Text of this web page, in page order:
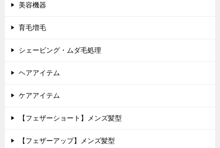
美容機器
育毛増毛
シェービング・ムダ毛処理
ヘアアイテム
ケアアイテム
【フェザーショート】メンズ髪型
【フェザーアップ】メンズ髪型